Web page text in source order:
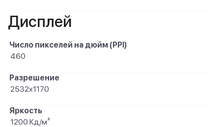
Дисплей
Число пикселей на дюйм (PPI)
460
Разрешение
2532x1170
Яркость
1200 Кд/м²